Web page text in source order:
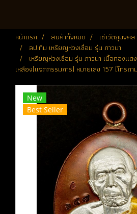
หน้าแรก สินค้าทั้งหมด
เช่าวัตถุมงค
ลป.ทิม เหรียญห่วงเชื่อม รุ่น ภาวนา
เหรียญห่วงเชื่อม รุ่น ภาวนา เนื้อทองแด
เหลือง(แจกกรรมการ) หมายเลข 157 (โทรถา
New
Best Seller